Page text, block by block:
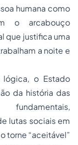
humana como
o arcabouço
que justifica uma
a noite e
lógica, o Estado
da história das
lutas sociais em
torne “aceitável”